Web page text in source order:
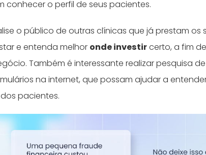
conhecer o perfil de seus pacientes.
o público de outras clínicas que já prestam os
e entenda melhor onde investircerto, a fim
Também é interessante realizar pesquisa
na internet, que possam ajudar a
pacientes.